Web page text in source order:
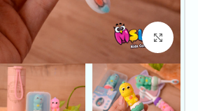
بزرگنمایی تصویر